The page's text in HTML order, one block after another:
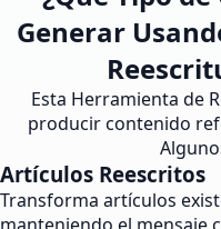
Generar
Esta Herramienta de
producir contenido
Artículos Reescritos
Transforma artículos